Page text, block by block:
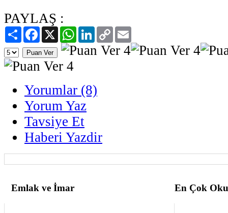
PAYLAŞ :
PaylaşFacebook
X WhatsAppLinkedIn
Copy
Link
Yorumlar (8)
Yorum Yaz
Tavsiye Et
Haberi Yazdir
Emlak ve İmar En Çok